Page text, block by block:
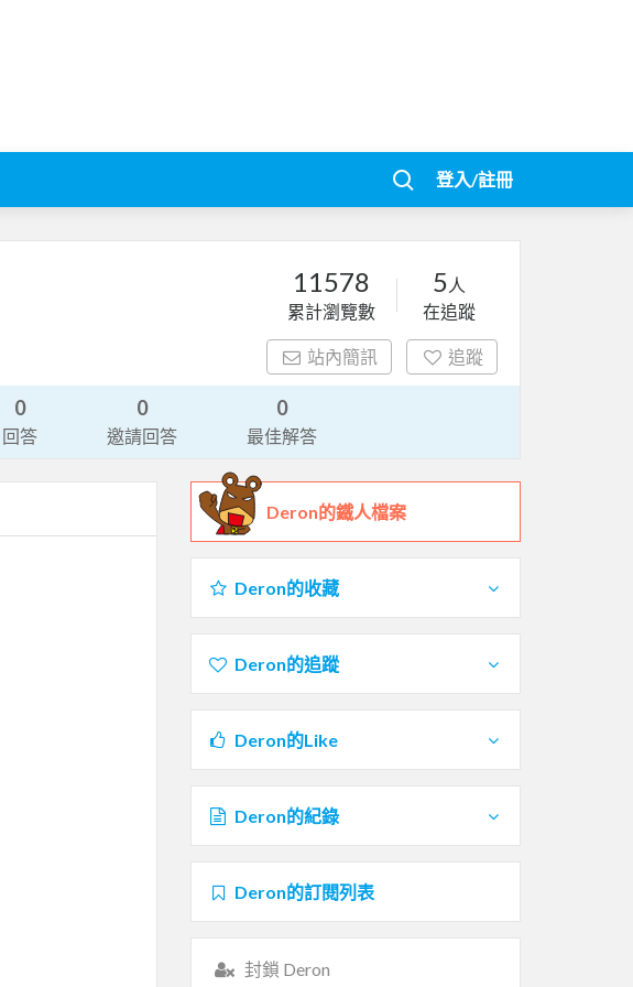
登入/註冊
11578
累計瀏覽數
5 人
在追蹤
站內簡訊 追蹤
0
回答
0
邀請回答
0
最佳解答
Deron的鐵人檔案
Deron的收藏
Deron的追蹤
Deron的Like
Deron的紀錄
Deron的訂閱列表
封鎖 Deron